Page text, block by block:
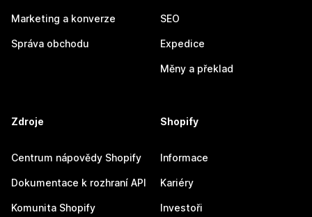
Marketing a konverze
Správa obchodu
SEO
Expedice
Měny a překlad
Zdroje
Centrum nápovědy Shopify
Dokumentace k rozhraní API
Komunita Shopify
Shopify
Informace
Kariéry
Investoři